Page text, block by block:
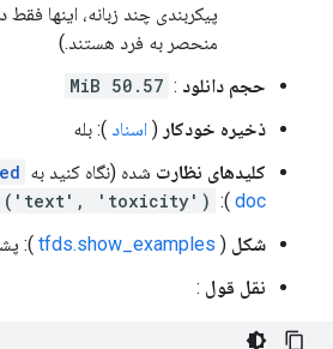
پیکربندی چند زبانه، اینها
منحصر به فرد هستند.)
حجم دانلود :
50.57 MiB
ذخیره خودکار ( اسناد ): بله
کلیدهای نظارت شده (نگاه کنید به
doc
):
('text', 'toxicity')
شکل (
tfds.show_examples
):
نقل قول :